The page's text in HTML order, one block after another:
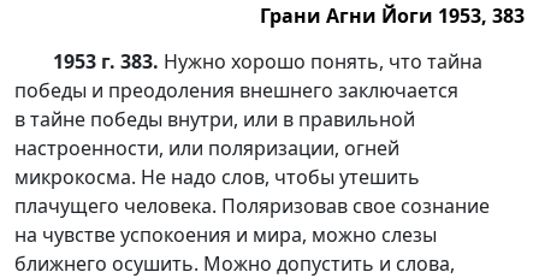
Грани Агни Йоги 1953, 383
1953 г. 383. Нужно хорошо понять, что тайна
победы и преодоления внешнего заключается
в тайне победы внутри, или в правильной
настроенности, или поляризации, огней
микрокосма. He надо слов, чтобы утешить
плачущего человека. Поляризовав свое сознание
на чувстве успокоения и мира, можно слезы
ближнего осушить. Можно допустить и слова,